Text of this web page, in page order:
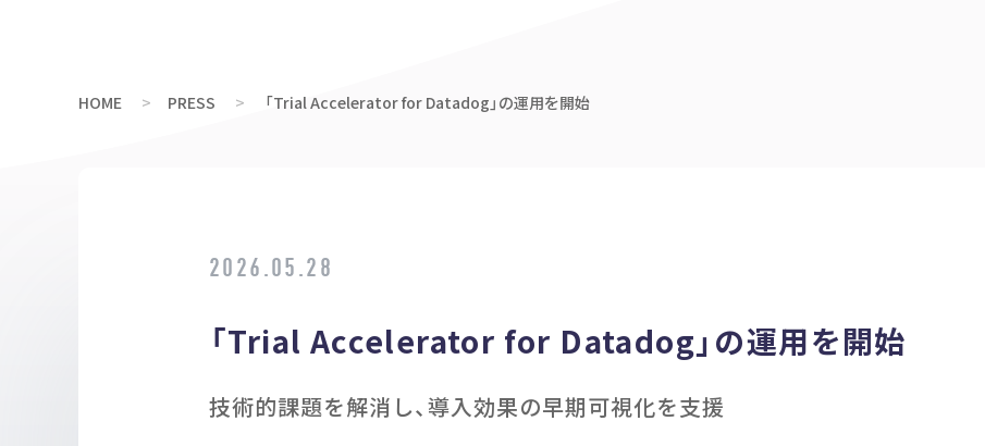
HOME PRESS 「Trial Accelerator for Datadog」の運用を開始
2026.05.28
「Trial Accelerator for Datadog」の運用を開始
技術的課題を解消し、導入効果の早期可視化を支援